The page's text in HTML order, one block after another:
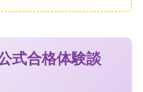
式合格体験談